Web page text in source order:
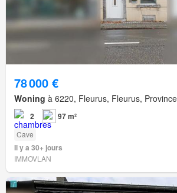
78 000 €
Woning à 6220, Fleurus, Fleurus,
2 97 m²
Cave
Il y a 30+ jours
IMMOVLAN